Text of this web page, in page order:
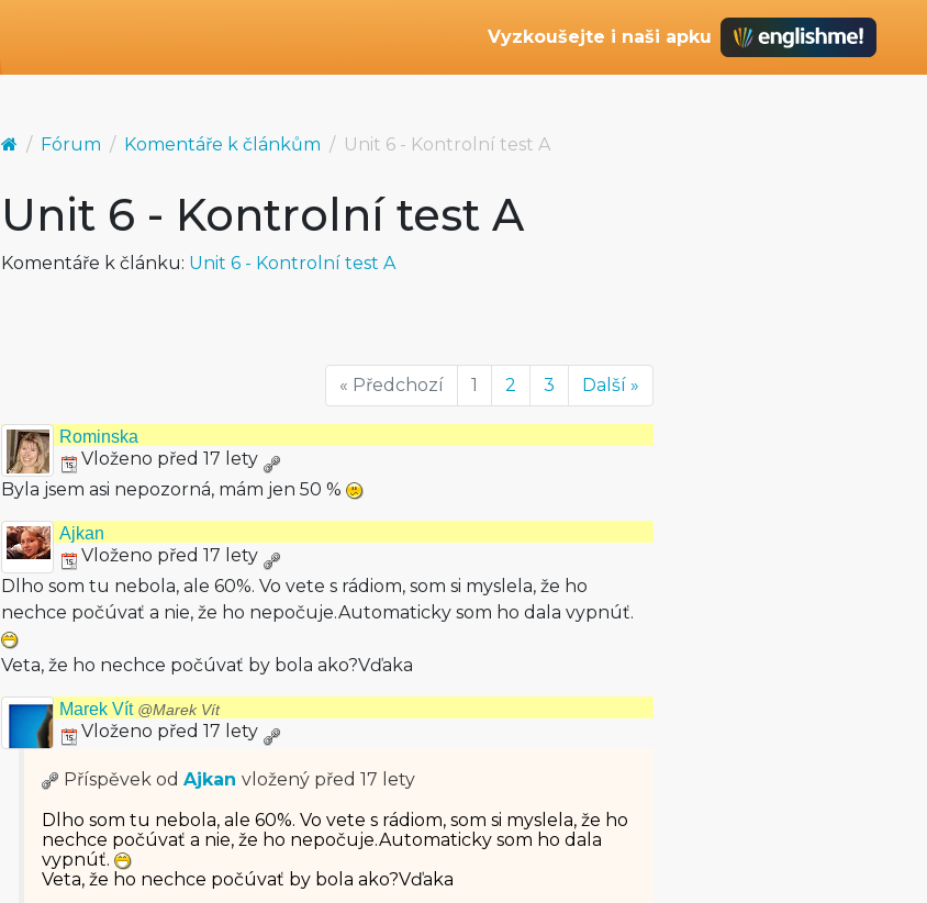
Vyzkoušejte i naši apku
Fórum Komentáře k článkům Unit 6 - Kontrolní test A
Unit 6 - Kontrolní test A
Komentáře k článku: Unit 6 - Kontrolní test A
« Předchozí 1 2 3 Další »
Rominska
Vloženo před 17 lety
Byla jsem asi nepozorná, mám jen 50 %
Ajkan
Vloženo před 17 lety
Dlho som tu nebola, ale 60%. Vo vete s rádiom, som si myslela, že ho
nechce počúvať a nie, že ho nepočuje.Auto­maticky som ho dala vypnúť.
Veta, že ho nechce počúvať by bola ako?Vďaka
Marek Vít @Marek Vít
Vloženo před 17 lety
Příspěvek od Ajkan vložený před 17 lety
Dlho som tu nebola, ale 60%. Vo vete s rádiom, som si myslela, že ho
nechce počúvať a nie, že ho nepočuje.Auto­maticky som ho dala
vypnúť.
Veta, že ho nechce počúvať by bola ako?Vďaka